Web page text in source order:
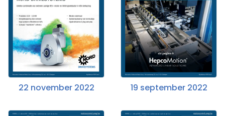
22 november 2022 19 september 2022